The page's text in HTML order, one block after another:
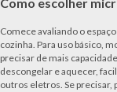
Comece avaliando o
cozinha. Para uso básico,
precisar de mais
descongelar e aquecer,
outros eletros. Se precisar,